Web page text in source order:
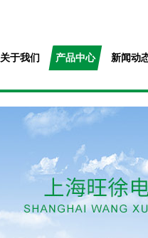
关于我们 产品中心 新闻动